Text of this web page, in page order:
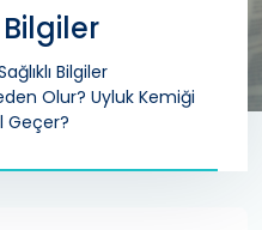
Bilgiler
Bilgiler
Olur? Uyluk Kemiği
Geçer?